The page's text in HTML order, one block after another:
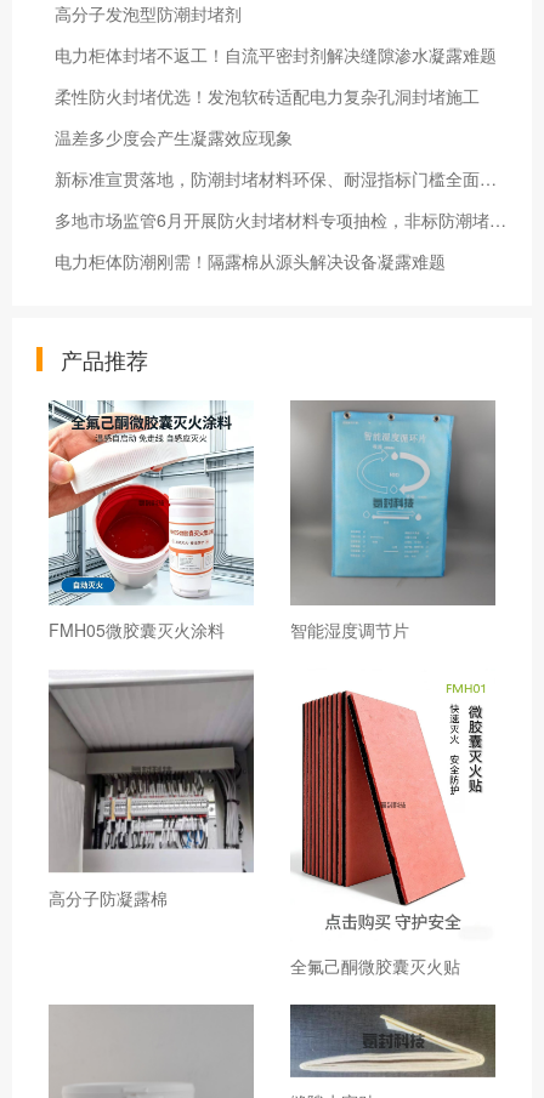
高分子发泡型防潮封堵剂
电力柜体封堵不返工！自流平密封剂解决缝隙渗水凝露难题
柔性防火封堵优选！发泡软砖适配电力复杂孔洞封堵施工
温差多少度会产生凝露效应现象
新标准宣贯落地，防潮封堵材料环保、耐湿指标门槛全面抬高
多地市场监管6月开展防火封堵材料专项抽检，非标防潮堵料全面清退
电力柜体防潮刚需！隔露棉从源头解决设备凝露难题
产品推荐
FMH05微胶囊灭火涂料 智能湿度调节片
高分子防凝露棉
全氟己酮微胶囊灭火贴